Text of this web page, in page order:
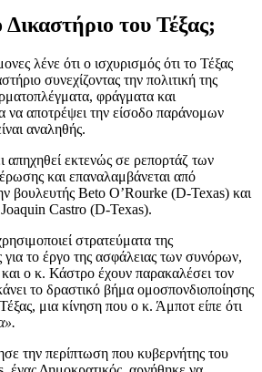
του Τέξας;
λένε ότι ο ισχυρισμός ότι το Τέξας
συνεχίζοντας την πολιτική της
φράγματα και
να αποτρέψει την είσοδο παράνομων
αναληθής.
απηχηθεί εκτενώς σε ρεπορτάζ των
και επαναλαμβάνεται από
βουλευτής Beto O’Rourke (D-Texas) και
Castro (D-Texas).
στρατεύματα της
το έργο της ασφάλειας των συνόρων,
ο κ. Κάστρο έχουν παρακαλέσει τον
το δραστικό βήμα ομοσπονδιοποίησης
μια κίνηση που ο κ. Άμποτ είπε ότι
την περίπτωση που κυβερνήτης του